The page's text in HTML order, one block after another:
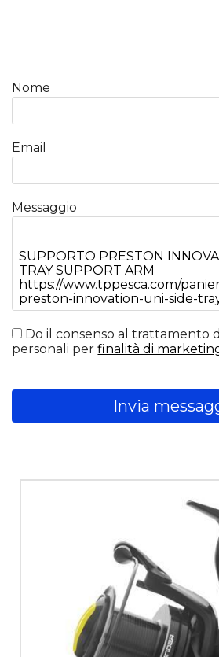
Nome
Email
Messaggio
Do il consenso al trattamento
personali perfinalità di
Invia